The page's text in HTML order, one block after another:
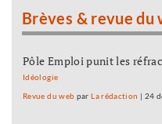
Brèves & revue du
Pôle Emploi punit les
Idéologie
Revue du web par La rédaction 24